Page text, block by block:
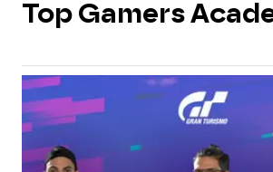
Top Gamers